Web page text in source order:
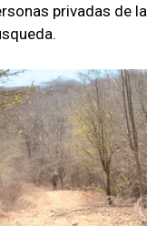
privadas de